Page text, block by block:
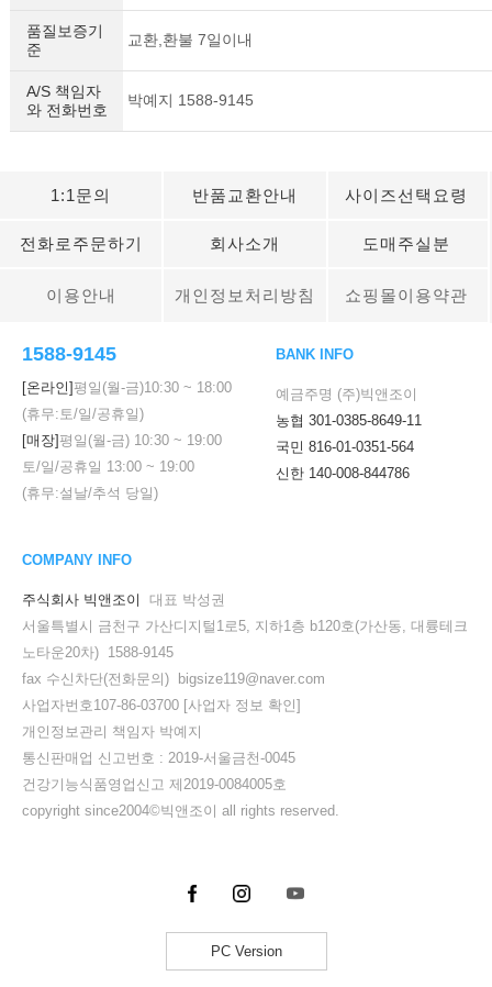
품질보증기
준
교환,환불 7일이내
A/S 책임자
와 전화번호
박예지 1588-9145
1:1문의 반품교환안내 사이즈선택요령
전화로주문하기 회사소개 도매주실분
이용안내 개인정보처리방침 쇼핑몰이용약관
1588-9145
[온라인] 평일(월-금)10:30 ~ 18:00
(휴무:토/일/공휴일)
[매장] 평일(월-금) 10:30 ~ 19:00
토/일/공휴일 13:00 ~ 19:00
(휴무:설날/추석 당일)
BANK INFO
예금주명 (주)빅앤조이
농협 301-0385-8649-11
국민 816-01-0351-564
신한 140-008-844786
COMPANY INFO
주식회사 빅앤조이
대표 박성권
서울특별시 금천구 가산디지털1로5, 지하1층 b120호(가산동, 대륭테크
노타운20차) 1588-9145
fax 수신차단(전화문의) bigsize119@naver.com
사업자번호107-86-03700 [사업자 정보 확인]
개인정보관리 책임자 박예지
통신판매업 신고번호 : 2019-서울금천-0045
건강기능식품영업신고 제2019-0084005호
copyright since2004©빅앤조이 all rights reserved.
PC Version